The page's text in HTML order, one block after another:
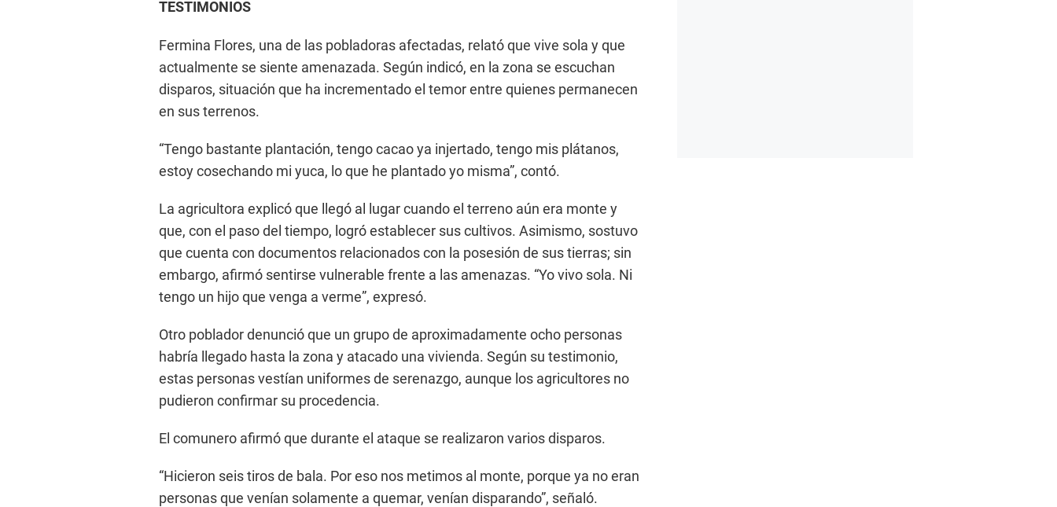
TESTIMONIOS
Fermina Flores, una de las pobladoras afectadas, relató que vive sola y que
actualmente se siente amenazada. Según indicó, en la zona se escuchan
disparos, situación que ha incrementado el temor entre quienes permanecen
en sus terrenos.
“Tengo bastante plantación, tengo cacao ya injertado, tengo mis plátanos,
estoy cosechando mi yuca, lo que he plantado yo misma”, contó.
La agricultora explicó que llegó al lugar cuando el terreno aún era monte y
que, con el paso del tiempo, logró establecer sus cultivos. Asimismo, sostuvo
que cuenta con documentos relacionados con la posesión de sus tierras; sin
embargo, afirmó sentirse vulnerable frente a las amenazas. “Yo vivo sola. Ni
tengo un hijo que venga a verme”, expresó.
Otro poblador denunció que un grupo de aproximadamente ocho personas
habría llegado hasta la zona y atacado una vivienda. Según su testimonio,
estas personas vestían uniformes de serenazgo, aunque los agricultores no
pudieron confirmar su procedencia.
El comunero afirmó que durante el ataque se realizaron varios disparos.
“Hicieron seis tiros de bala. Por eso nos metimos al monte, porque ya no eran
personas que venían solamente a quemar, venían disparando”, señaló.